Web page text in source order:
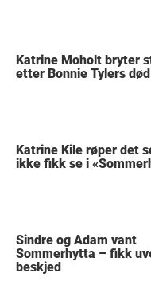
Katrine Moholt bryter
etter Bonnie Tylers død
Katrine Kile røper det
ikke fikk se i
Sindre og Adam vant
Sommerhytta – fikk
beskjed